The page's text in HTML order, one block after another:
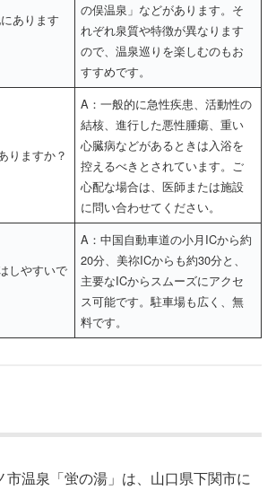
あります
の俣温泉」などがあります。そ
れぞれ泉質や特徴が異なります
ので、温泉巡りを楽しむのもお
すすめです。
りますか？
A：一般的に急性疾患、活動性の
結核、進行した悪性腫瘍、重い
心臓病などがあるときは入浴を
控えるべきとされています。ご
心配な場合は、医師または施設
に問い合わせてください。
しやすいで
A：中国自動車道の小月ICから約
20分、美祢ICからも約30分と、
主要なICからスムーズにアクセ
ス可能です。駐車場も広く、無
料です。
市温泉「蛍の湯」は、山口県下関市に